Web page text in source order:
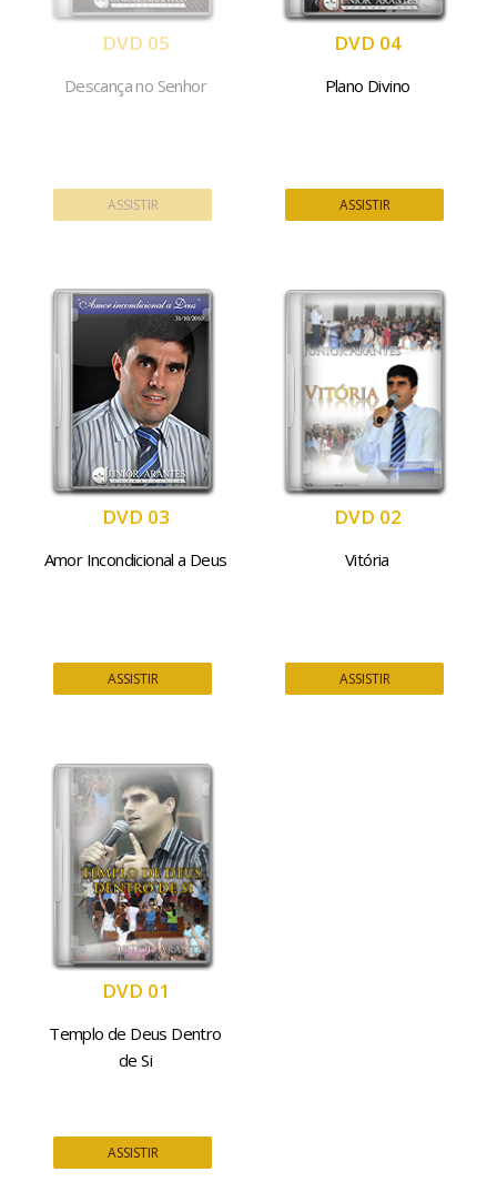
DVD 05
Descança no Senhor
ASSISTIR
DVD 04
Plano Divino
ASSISTIR
DVD 03
Amor Incondicional a Deus
ASSISTIR
DVD 02
Vitória
ASSISTIR
DVD 01
Templo de Deus Dentro
de Si
ASSISTIR